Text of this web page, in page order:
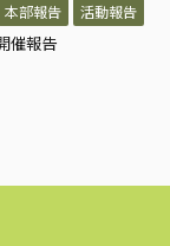
本部報告 活動報告
催報告